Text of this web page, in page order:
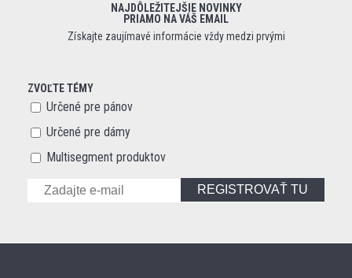
NAJDÔLEŽITEJŠIE NOVINKY
PRIAMO NA VÁŠ EMAIL
Získajte zaujímavé informácie vždy medzi prvými
ZVOĽTE TÉMY
Určené pre pánov
Určené pre dámy
Multisegment produktov
REGISTROVAŤ TU